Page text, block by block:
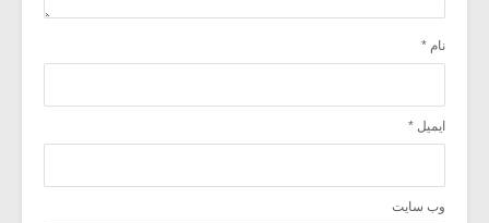
نام *
ایمیل *
وب‌ سایت